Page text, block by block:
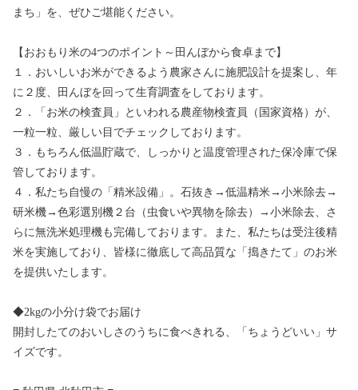
まち」を、ぜひご堪能ください。
【おおもり米の4つのポイント～田んぼから食卓まで】
１．おいしいお米ができるよう農家さんに施肥設計を提案し、年
に２度、田んぼを回って生育調査をしております。
２．「お米の検査員」といわれる農産物検査員（国家資格）が、
一粒一粒、厳しい目でチェックしております。
３．もちろん低温貯蔵で、しっかりと温度管理された保冷庫で保
管しております。
４．私たち自慢の「精米設備」。石抜き→低温精米→小米除去→
研米機→色彩選別機２台（虫食いや異物を除去）→小米除去、さ
らに無洗米処理機も完備しております。また、私たちは受注後精
米を実施しており、皆様に徹底して高品質な「搗きたて」のお米
を提供いたします。
◆2kgの小分け袋でお届け
開封したてのおいしさのうちに食べきれる、「ちょうどいい」サ
イズです。